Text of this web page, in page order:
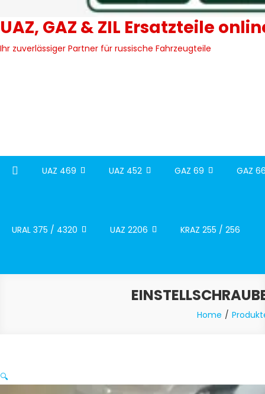
UAZ, GAZ & ZIL Ersatzteile
Ihr zuverlässiger Partner für russische Fahrzeugteile
UAZ 469 UAZ 452 GAZ 69 GAZ
URAL 375 / 4320 UAZ 2206 KRAZ 255 / 256
Home
🔍